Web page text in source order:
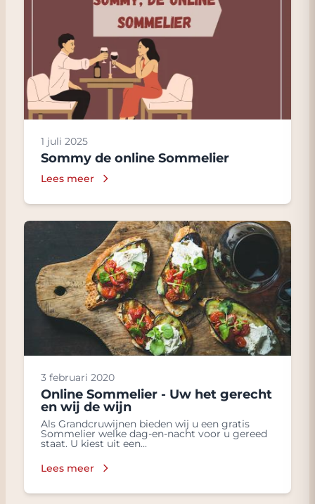
1 juli 2025
Sommy de online Sommelier
Lees meer
3 februari 2020
Online Sommelier - Uw het gerecht
en wij de wijn
Als Grandcruwijnen bieden wij u een gratis
Sommelier welke dag-en-nacht voor u gereed
staat. U kiest uit een...
Lees meer